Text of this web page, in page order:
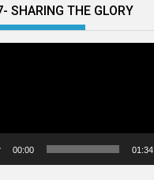
SHARING THE GLORY
00:00 01:34